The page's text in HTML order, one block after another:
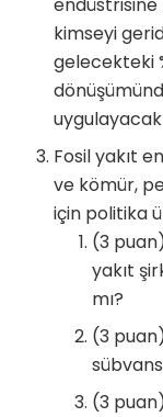
endüstrisine
kimseyi
gelecekteki
uygulayacak
Fosil yakıt
ve kömür,
için politika
(3
yakıt
mı?
(3
(3